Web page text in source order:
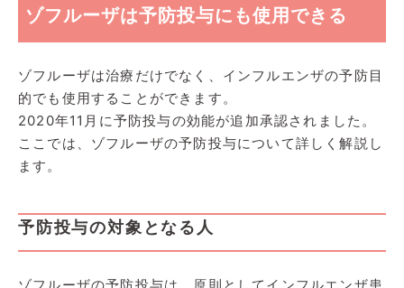
ゾフルーザは予防投与にも使用できる
ゾフルーザは治療だけでなく、インフルエンザの予防目
的でも使用することができます。
2020年11月に予防投与の効能が追加承認されました。
ここでは、ゾフルーザの予防投与について詳しく解説し
ます。
予防投与の対象となる人